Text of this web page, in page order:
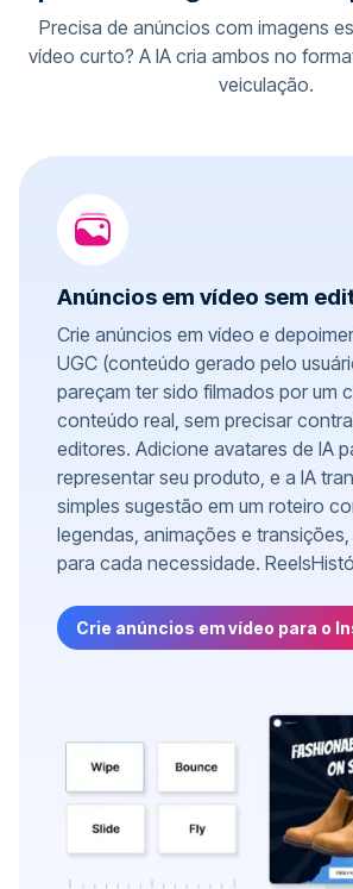
Precisa de anúncios com imagens
vídeo curto? A IA cria ambos no
veiculação.
Anúncios em vídeo sem
Crie anúncios em vídeo e
UGC (conteúdo gerado pelo
pareçam ter sido filmados por um
conteúdo real, sem precisar
editores. Adicione avatares de IA
representar seu produto, e a IA
simples sugestão em um roteiro
legendas, animações e
para cada necessidade.
Crie anúncios em vídeo para o